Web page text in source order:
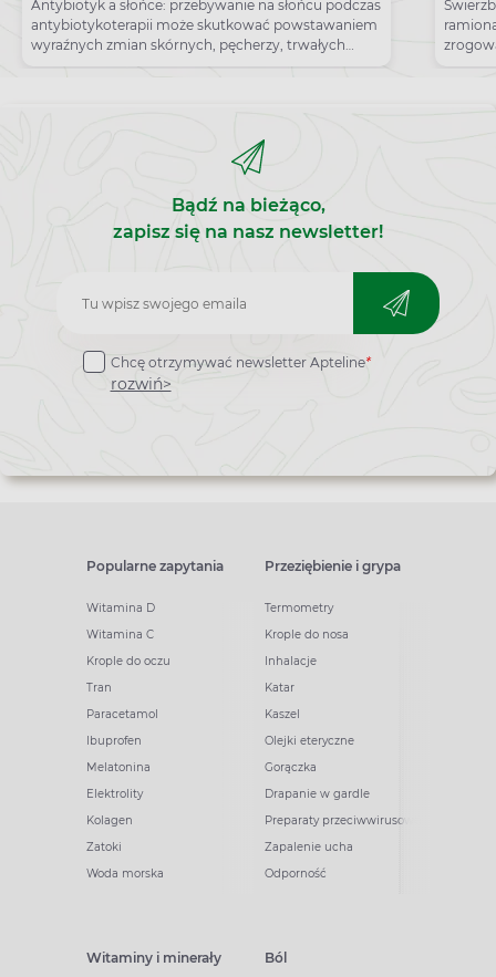
opalać?
Antybiotyk a słońce: przebywanie na słońcu podczas
antybiotykoterapii może skutkować powstawaniem
wyraźnych zmian skórnych, pęcherzy, trwałych
przebarwień.
Bądź na bieżąco,
zapisz się na nasz newsletter!
Zapisz
do
newslettera
Chcę otrzymywać newsletter Apteline*
rozwiń>
Popularne zapytania
Witamina D
Witamina C
Krople do oczu
Tran
Paracetamol
Ibuprofen
Melatonina
Elektrolity
Kolagen
Zatoki
Woda morska
Przeziębienie i grypa
Termometry
Krople do nosa
Inhalacje
Katar
Kaszel
Olejki eteryczne
Gorączka
Drapanie w gardle
Preparaty przeciwwirusowe
Zapalenie ucha
Odporność
Witaminy i minerały Ból